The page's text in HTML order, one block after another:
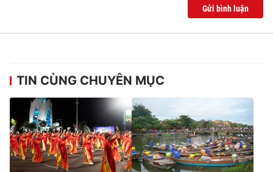
® Cấm sao chép dưới mọi hình thức nếu không có sự chấp
Gửi bình luận
TIN CÙNG CHUYÊN MỤC